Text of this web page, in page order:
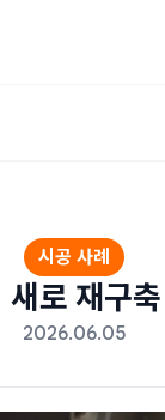
시공 사례
로 재구
2026.06.05